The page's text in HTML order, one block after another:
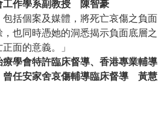
作學系副教授 陳智豪
包括個案及媒體，將死亡哀傷之負面
也同時憑她的洞悉揭示負面底層之
面的意義。」
學會特許臨床督導、香港專業輔導
曾任安家舍哀傷輔導臨床督導 黃慧